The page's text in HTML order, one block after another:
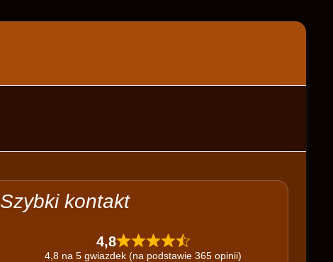
Szybki kontakt
4,8
4,8 na 5 gwiazdek (na podstawie 365 opinii)